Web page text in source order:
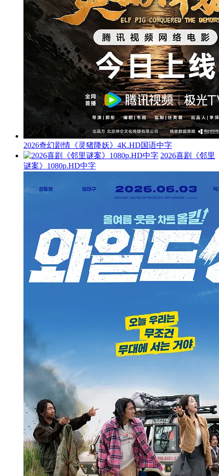
2026奇幻剧情《灵猪降妖》4K.HD国语中字
2026喜剧《邻里
谜案》1080p.HD中字